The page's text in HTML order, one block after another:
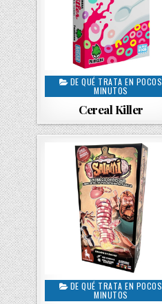
o
t
e
DE QUÉ TRATA EN POCOS
MINUTOS
Cereal Killer
o
DE QUÉ TRATA EN POCOS
MINUTOS